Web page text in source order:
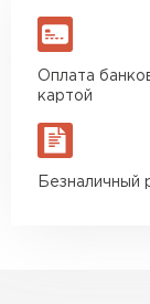
Оплата
картой
Безналичный